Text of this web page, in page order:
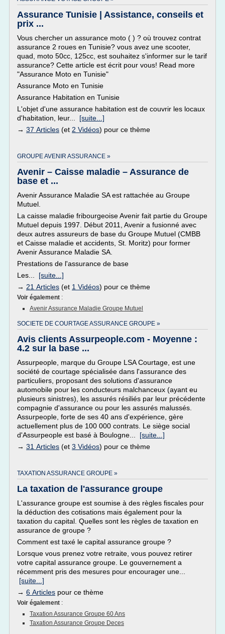
Assurance Tunisie | Assistance, conseils et
prix ...
Vous chercher un assurance moto ( ) ? où trouvez contrat
assurance 2 roues en Tunisie? vous avez une scooter,
quad, moto 50cc, 125cc, est souhaitez s'informer sur le tarif
assurance? Cette article est écrit pour vous! Read more
"Assurance Moto en Tunisie"
Assurance Moto en Tunisie
Assurance Habitation en Tunisie
L'objet d'une assurance habitation est de couvrir les locaux
d'habitation, leur... [suite...]
→ 37 Articles (et 2 Vidéos) pour ce thème
GROUPE AVENIR ASSURANCE »
Avenir – Caisse maladie – Assurance de
base et ...
Avenir Assurance Maladie SA est rattachée au Groupe
Mutuel.
La caisse maladie fribourgeoise Avenir fait partie du Groupe
Mutuel depuis 1997. Début 2011, Avenir a fusionné avec
deux autres assureurs de base du Groupe Mutuel (CMBB
et Caisse maladie et accidents, St. Moritz) pour former
Avenir Assurance Maladie SA.
Prestations de l'assurance de base
Les... [suite...]
→ 21 Articles (et 1 Vidéos) pour ce thème
Voir également :
Avenir Assurance Maladie Groupe Mutuel
SOCIETE DE COURTAGE ASSURANCE GROUPE »
Avis clients Assurpeople.com - Moyenne :
4.2 sur la base ...
Assurpeople, marque du Groupe LSA Courtage, est une
société de courtage spécialisée dans l'assurance des
particuliers, proposant des solutions d'assurance
automobile pour les conducteurs malchanceux (ayant eu
plusieurs sinistres), les assurés résiliés par leur précédente
compagnie d'assurance ou pour les assurés malussés.
Assurpeople, forte de ses 40 ans d'expérience, gère
actuellement plus de 100 000 contrats. Le siège social
d'Assurpeople est basé à Boulogne... [suite...]
→ 31 Articles (et 3 Vidéos) pour ce thème
TAXATION ASSURANCE GROUPE »
La taxation de l'assurance groupe
L'assurance groupe est soumise à des règles fiscales pour
la déduction des cotisations mais également pour la
taxation du capital. Quelles sont les règles de taxation en
assurance de groupe ?
Comment est taxé le capital assurance groupe ?
Lorsque vous prenez votre retraite, vous pouvez retirer
votre capital assurance groupe. Le gouvernement a
récemment pris des mesures pour encourager une...
[suite...]
→ 6 Articles pour ce thème
Voir également :
Taxation Assurance Groupe 60 Ans
Taxation Assurance Groupe Deces